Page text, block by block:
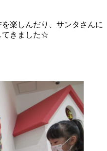
楽しんだり、サンタさんに
てきました☆